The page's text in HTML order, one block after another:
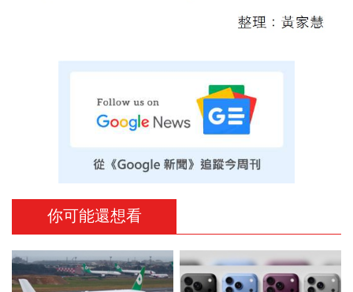
你可能還想看